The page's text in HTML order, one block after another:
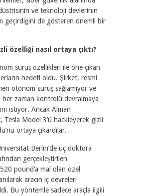
ve teknoloji devlerinin
geçirdiğini de gösteren önemli bir
özelliği nasıl ortaya çıktı?
sürüş özellikleri ile öne çıkan
hedefi oldu. Şirket, resmi
otonom sürüş sağlamıyor ve
her zaman kontrolü devralmaya
istiyor. Ancak Alman
Tesla Model 3’ü hackleyerek gizli
ortaya çıkardılar.
Berlin’de üç doktora
gerçekleştirilen
pound’a mal olan özel
aracın iç devreleri
Bu yöntemle sadece araçla ilgili